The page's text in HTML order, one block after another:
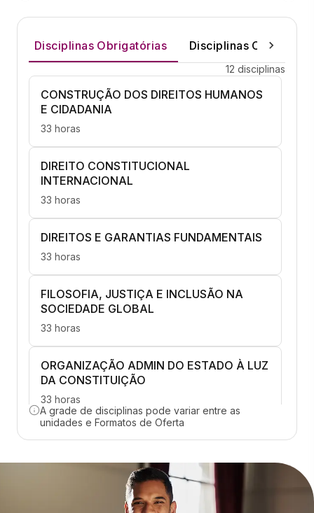
Disciplinas Obrigatórias Disciplinas Optativas
12 disciplinas
CONSTRUÇÃO DOS DIREITOS HUMANOS
E CIDADANIA
33 horas
DIREITO CONSTITUCIONAL
INTERNACIONAL
33 horas
DIREITOS E GARANTIAS FUNDAMENTAIS
33 horas
FILOSOFIA, JUSTIÇA E INCLUSÃO NA
SOCIEDADE GLOBAL
33 horas
ORGANIZAÇÃO ADMIN DO ESTADO À LUZ
DA CONSTITUIÇÃO
33 horas
TEMAS CONSTITUCIONAIS
DIREITO PROCESSUAL CONSTITUCIONAL
A grade de disciplinas pode variar entre as
unidades e Formatos de Oferta